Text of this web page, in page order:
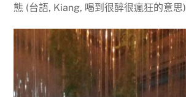
態 (台語, Kiang, 喝到很醉很瘋狂的意思)